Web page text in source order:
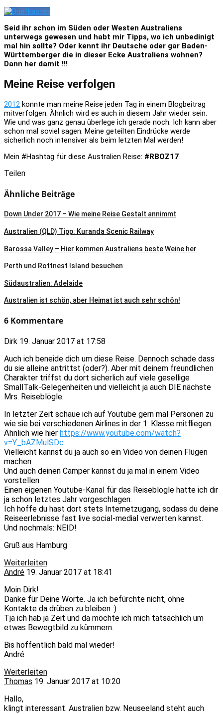
Seid ihr schon im Süden oder Westen Australiens
unterwegs gewesen und habt mir Tipps, wo ich unbedinigt
mal hin sollte? Oder kennt ihr Deutsche oder gar Baden-
Württemberger die in dieser Ecke Australiens wohnen?
Dann her damit !!!
Meine Reise verfolgen
2012 konnte man meine Reise jeden Tag in einem Blogbeitrag
mitverfolgen. Ähnlich wird es auch in diesem Jahr wieder sein.
Wie und was ganz genau überlege ich gerade noch. Ich kann aber
schon mal soviel sagen: Meine geteilten Eindrücke werde
sicherlich noch intensiver als beim letzten Mal werden!
Mein #Hashtag für diese Australien Reise: #RBOZ17
Teilen
Ähnliche Beiträge
Down Under 2017 – Wie meine Reise Gestalt annimmt
Australien (QLD) Tipp: Kuranda Scenic Railway
Barossa Valley – Hier kommen Australiens beste Weine her
Perth und Rottnest Island besuchen
Südaustralien: Adelaide
Australien ist schön, aber Heimat ist auch sehr schön!
6 Kommentare
Dirk 19. Januar 2017 at 17:58
Auch ich beneide dich um diese Reise. Dennoch schade dass
du sie alleine antrittst (oder?). Aber mit deinem freundlichen
Charakter triffst du dort sicherlich auf viele gesellige
SmallTalk-Gelegenheiten und vielleicht ja auch DIE nächste
Mrs. Reiseblögle.
In letzter Zeit schaue ich auf Youtube gern mal Personen zu
wie sie bei verschiedenen Airlines in der 1. Klasse mitfliegen.
Ähnlich wie hier https://www.youtube.com/watch?
v=Y_bAZMulSDc
Vielleicht kannst du ja auch so ein Video von deinen Flügen
machen.
Und auch deinen Camper kannst du ja mal in einem Video
vorstellen.
Einen eigenen Youtube-Kanal für das Reiseblögle hatte ich dir
ja schon letztes Jahr vorgeschlagen.
Ich hoffe du hast dort stets Internetzugang, sodass du deine
Reiseerlebnisse fast live social-medial verwerten kannst.
Und nochmals: NEID!
Gruß aus Hamburg
Weiterleiten
André 19. Januar 2017 at 18:41
Moin Dirk!
Danke für Deine Worte. Ja ich befürchte nicht, ohne
Kontakte da drüben zu bleiben :)
Tja ich hab ja Zeit und da möchte ich mich tatsächlich um
etwas Bewegtbild zu kümmern.
Bis hoffentlich bald mal wieder!
André
Weiterleiten
Thomas 19. Januar 2017 at 10:20
Hallo,
klingt interessant. Australien bzw. Neuseeland steht auch